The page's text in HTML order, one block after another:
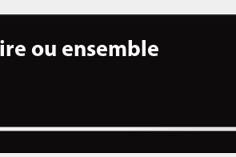
ou ensemble